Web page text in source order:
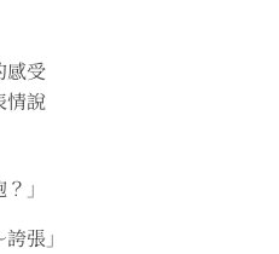
感受
情說
」
張」